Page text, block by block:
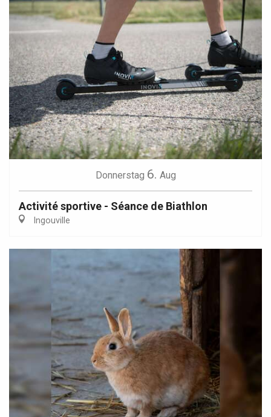
Donnerstag 6. Aug
Activité sportive - Séance de Biathlon
Ingouville